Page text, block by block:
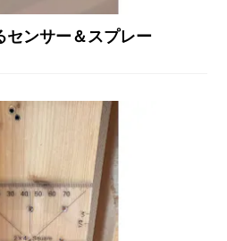
センサー＆スプレー